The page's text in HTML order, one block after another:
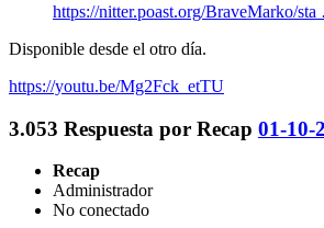
https://nitter.poast.org/BraveMarko/
Disponible desde el otro día.
https://youtu.be/Mg2Fck_etTU
3.053 Respuesta por Recap 01-10-
Recap
Administrador
No conectado